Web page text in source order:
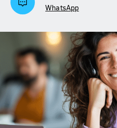
WhatsApp